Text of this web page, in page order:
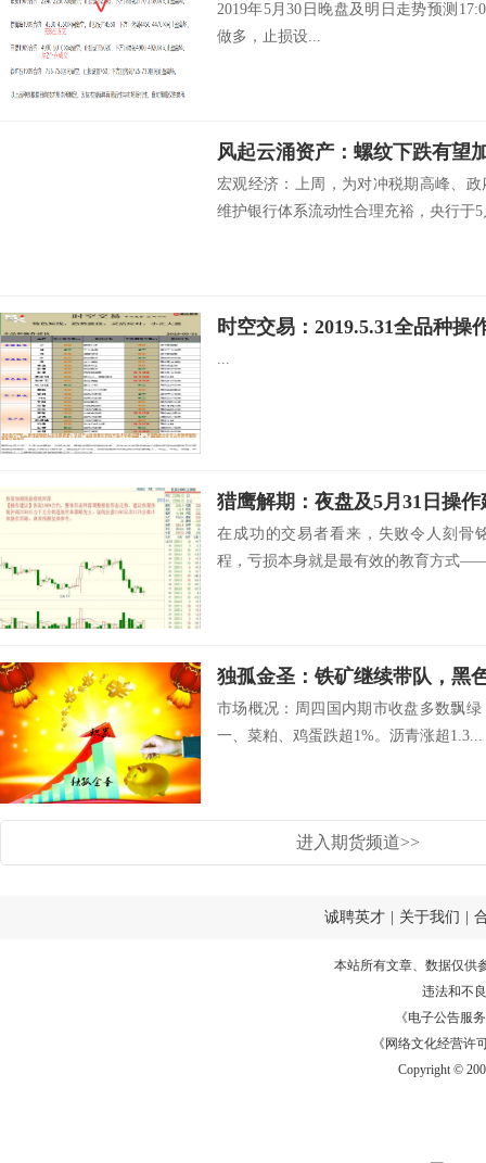
2019年5月30日晚盘及明日走势预测
做多，止损设...
风起云涌资产：螺纹下跌有望
宏观经济：上周，为对冲税期高峰、
维护银行体系流动性合理充裕，央行于
时空交易：2019.5.31全品种操
...
猎鹰解期：夜盘及5月31日操作
在成功的交易者看来，失败令人刻骨
程，亏损本身就是最有效的教育方式
市场概况：周四国内期市收盘多数飘
一、菜粕、鸡蛋跌超1%。沥青涨超1.3...
进入期货频道>>
诚聘英才 关于我们
本站所有文章、数据仅供
违法和不
《电子公告服务
《网络文化经营许
Copyright ©